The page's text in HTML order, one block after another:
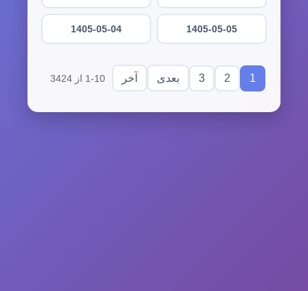
1405-05-05
1405-05-04
1
2
3 بعدی آخر 1-10 از 3424